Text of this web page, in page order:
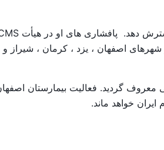
اصفهان ، یزد ، کرمان ، شیراز
آمد که به کلیسای اسقفی معروف گردید. فعالیت
خواهد ماند.